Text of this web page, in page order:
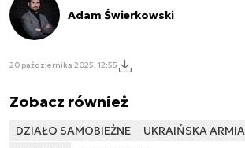
Adam Świerkowski
20 października 2025, 12:55
Zobacz również
DZIAŁO SAMOBIEŻNE UKRAIŃSKA ARMIA